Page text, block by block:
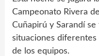
Campeonato Rivera
Cuñapirú y Sarandí
situaciones
de los equipos.